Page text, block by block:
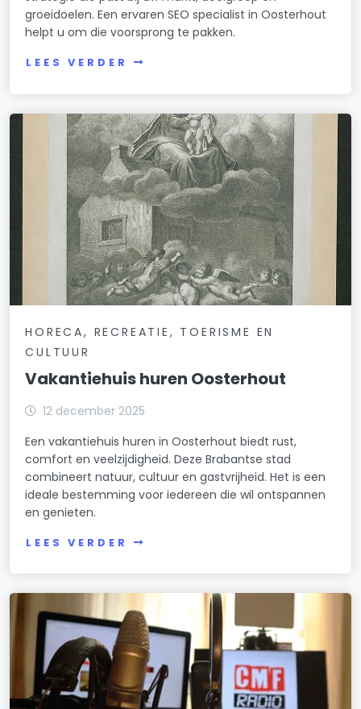
groeidoelen. Een ervaren SEO specialist in Oosterhout
helpt u om die voorsprong te pakken.
LEES VERDER
HORECA, RECREATIE, TOERISME EN
CULTUUR
Vakantiehuis huren Oosterhout
12 december 2025
Een vakantiehuis huren in Oosterhout biedt rust,
comfort en veelzijdigheid. Deze Brabantse stad
combineert natuur, cultuur en gastvrijheid. Het is een
ideale bestemming voor iedereen die wil ontspannen
en genieten.
LEES VERDER